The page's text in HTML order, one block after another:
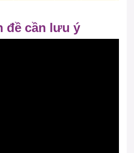
đề cần lưu ý